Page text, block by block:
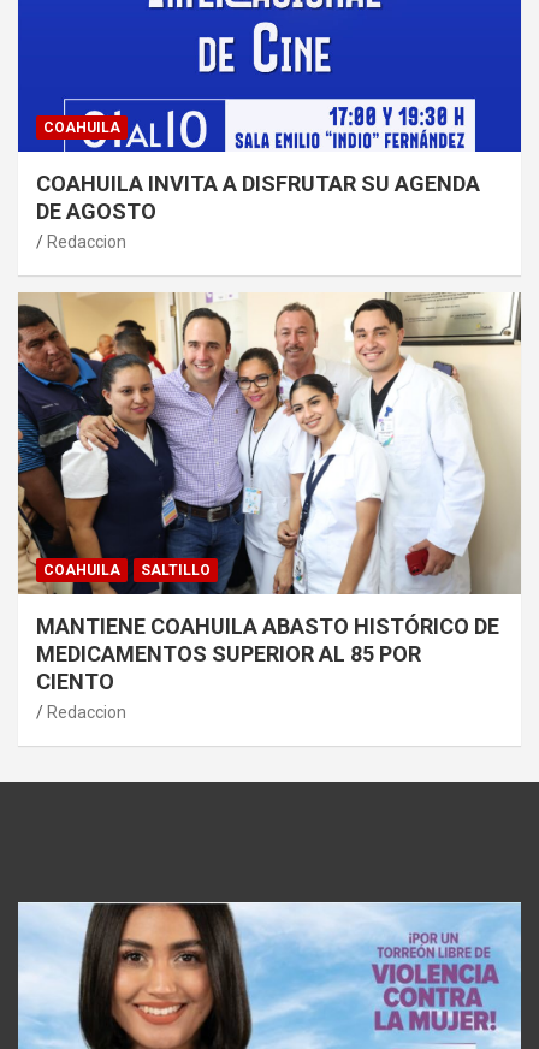
COAHUILA
COAHUILA INVITA A DISFRUTAR SU AGENDA
DE AGOSTO
Redaccion
COAHUILA SALTILLO
MANTIENE COAHUILA ABASTO HISTÓRICO DE
MEDICAMENTOS SUPERIOR AL 85 POR
CIENTO
Redaccion